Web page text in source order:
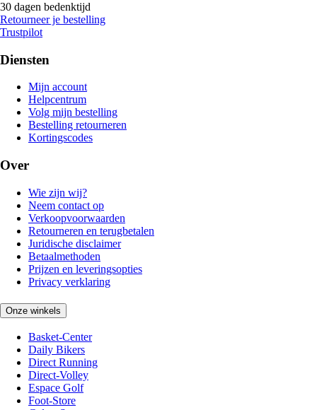
30 dagen bedenktijd
Retourneer je bestelling
Trustpilot
Diensten
Mijn account
Helpcentrum
Volg mijn bestelling
Bestelling retourneren
Kortingscodes
Over
Wie zijn wij?
Neem contact op
Verkoopvoorwaarden
Retourneren en terugbetalen
Juridische disclaimer
Betaalmethoden
Prijzen en leveringsopties
Privacy verklaring
Onze winkels
Basket-Center
Daily Bikers
Direct Running
Direct-Volley
Espace Golf
Foot-Store